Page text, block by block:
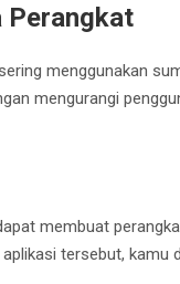
Perangkat
menggunakan
mengurangi
membuat
tersebut, kamu